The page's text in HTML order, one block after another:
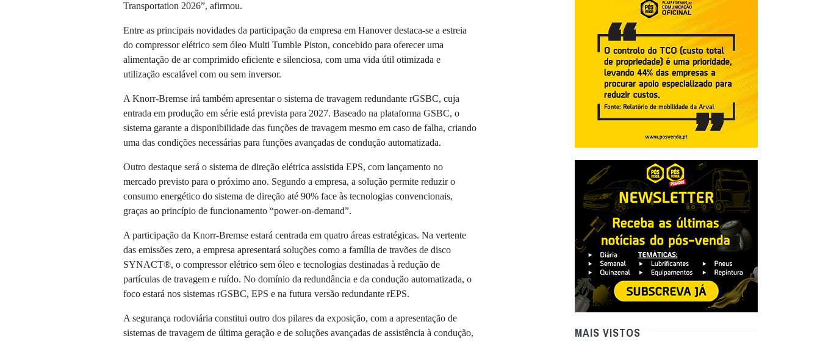
Transportation 2026”, afirmou.
Entre as principais novidades da participação da empresa em Hanover destaca-se a estreia
do compressor elétrico sem óleo Multi Tumble Piston, concebido para oferecer uma
alimentação de ar comprimido eficiente e silenciosa, com uma vida útil otimizada e
utilização escalável com ou sem inversor.
A Knorr-Bremse irá também apresentar o sistema de travagem redundante rGSBC, cuja
entrada em produção em série está prevista para 2027. Baseado na plataforma GSBC, o
sistema garante a disponibilidade das funções de travagem mesmo em caso de falha, criando
uma das condições necessárias para funções avançadas de condução automatizada.
Outro destaque será o sistema de direção elétrica assistida EPS, com lançamento no
mercado previsto para o próximo ano. Segundo a empresa, a solução permite reduzir o
consumo energético do sistema de direção até 90% face às tecnologias convencionais,
graças ao princípio de funcionamento “power-on-demand”.
A participação da Knorr-Bremse estará centrada em quatro áreas estratégicas. Na vertente
das emissões zero, a empresa apresentará soluções como a família de travões de disco
SYNACT®, o compressor elétrico sem óleo e tecnologias destinadas à redução de
partículas de travagem e ruído. No domínio da redundância e da condução automatizada, o
foco estará nos sistemas rGSBC, EPS e na futura versão redundante rEPS.
A segurança rodoviária constitui outro dos pilares da exposição, com a apresentação de
sistemas de travagem de última geração e de soluções avançadas de assistência à condução,
MAIS VISTOS